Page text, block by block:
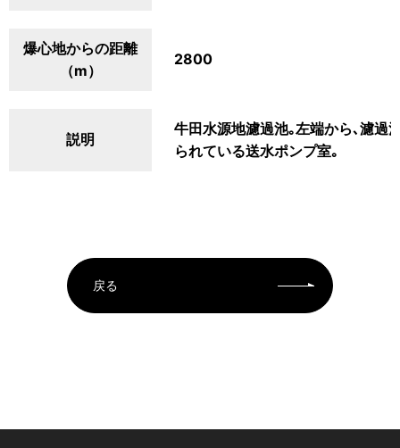
爆心地からの距離
（m）
2800
説明
牛田水源地濾過池｡左端から､濾過
られている送水ポンプ室｡
戻る